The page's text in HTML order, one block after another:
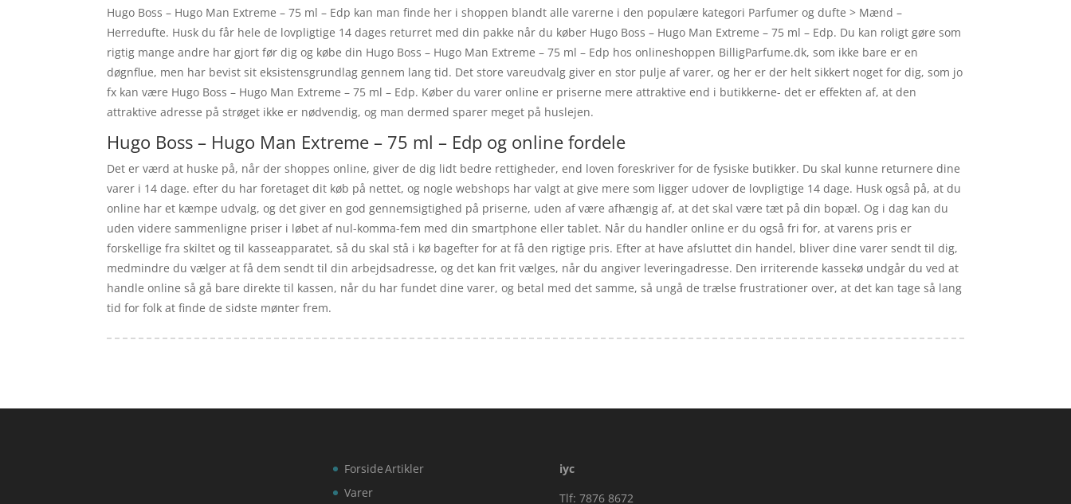
Hugo Boss – Hugo Man Extreme – 75 ml – Edp kan man finde her i shoppen blandt alle varerne i den populære kategori Parfumer og dufte > Mænd –
Herredufte. Husk du får hele de lovpligtige 14 dages returret med din pakke når du køber Hugo Boss – Hugo Man Extreme – 75 ml – Edp. Du kan roligt gøre som
rigtig mange andre har gjort før dig og købe din Hugo Boss – Hugo Man Extreme – 75 ml – Edp hos onlineshoppen BilligParfume.dk, som ikke bare er en
døgnflue, men har bevist sit eksistensgrundlag gennem lang tid. Det store vareudvalg giver en stor pulje af varer, og her er der helt sikkert noget for dig, som jo
fx kan være Hugo Boss – Hugo Man Extreme – 75 ml – Edp. Køber du varer online er priserne mere attraktive end i butikkerne- det er effekten af, at den
attraktive adresse på strøget ikke er nødvendig, og man dermed sparer meget på huslejen.
Hugo Boss – Hugo Man Extreme – 75 ml – Edp og online fordele
Det er værd at huske på, når der shoppes online, giver de dig lidt bedre rettigheder, end loven foreskriver for de fysiske butikker. Du skal kunne returnere dine
varer i 14 dage. efter du har foretaget dit køb på nettet, og nogle webshops har valgt at give mere som ligger udover de lovpligtige 14 dage. Husk også på, at du
online har et kæmpe udvalg, og det giver en god gennemsigtighed på priserne, uden af være afhængig af, at det skal være tæt på din bopæl. Og i dag kan du
uden videre sammenligne priser i løbet af nul-komma-fem med din smartphone eller tablet. Når du handler online er du også fri for, at varens pris er
forskellige fra skiltet og til kasseapparatet, så du skal stå i kø bagefter for at få den rigtige pris. Efter at have afsluttet din handel, bliver dine varer sendt til dig,
medmindre du vælger at få dem sendt til din arbejdsadresse, og det kan frit vælges, når du angiver leveringadresse. Den irriterende kassekø undgår du ved at
handle online så gå bare direkte til kassen, når du har fundet dine varer, og betal med det samme, så ungå de trælse frustrationer over, at det kan tage så lang
tid for folk at finde de sidste mønter frem.
Forside
Varer
Artikler
iyc
Tlf: 7876 8672